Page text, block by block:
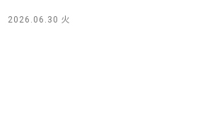
2026.06.30 火